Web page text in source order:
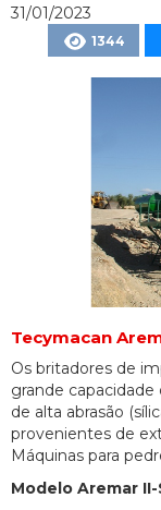
31/01/2023
1344
Tecymacan
Os britadores de
grande
de alta abrasão
provenientes de
Máquinas para
Modelo Aremar II-